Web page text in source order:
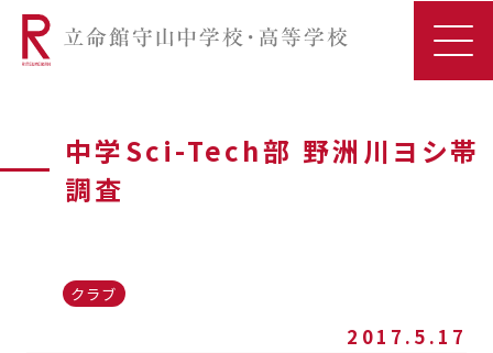
中学Sci-Tech部 野洲川ヨシ帯
調査
クラブ
2017.5.17